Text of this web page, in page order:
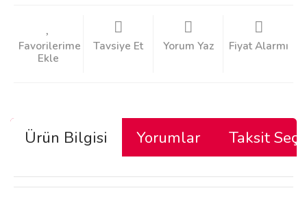
Tavsiye Et Yorum Yaz Fiyat Alarmı
Ürün Bilgisi Yorumlar Taksit